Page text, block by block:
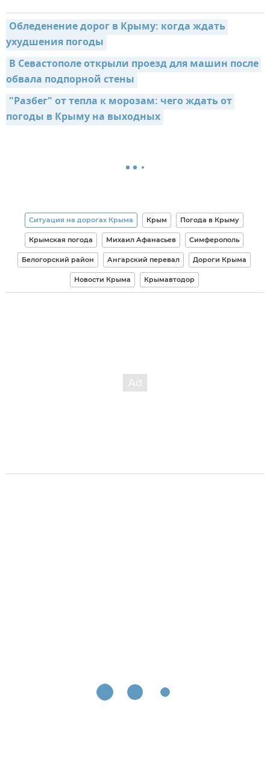
Обледенение дорог в Крыму: когда ждать
ухудшения погоды
В Севастополе открыли проезд для машин после
обвала подпорной стены
"Разбег" от тепла к морозам: чего ждать от
погоды в Крыму на выходных
Ситуация на дорогах Крыма Крым Погода в Крыму
Крымская погода Михаил Афанасьев Симферополь
Белогорский район Ангарский перевал Дороги Крыма
Новости Крыма Крымавтодор